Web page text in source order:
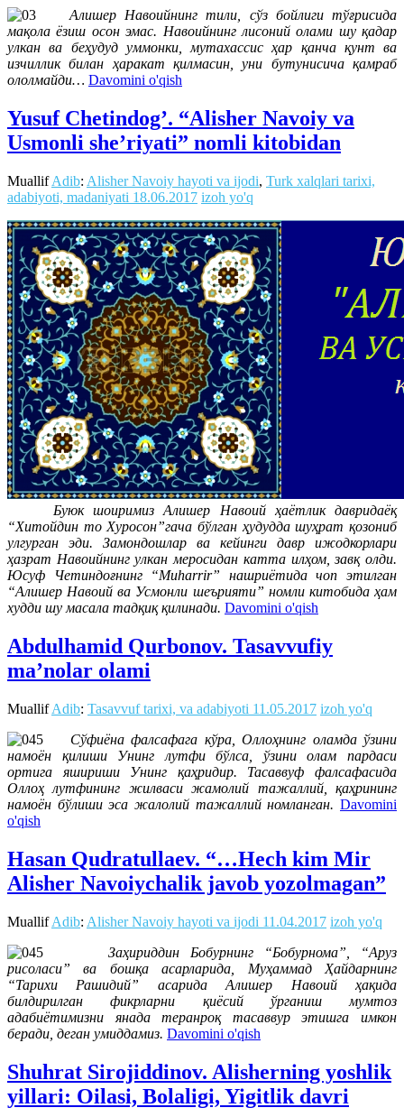
Алишер Навоийнинг тили, сўз бойлиги тўғрисида
мақола ёзиш осон эмас. Навоийнинг лисоний олами шу қадар
улкан ва беҳудуд уммонки, мутахассис ҳар қанча қунт ва
изчиллик билан ҳаракат қилмасин, уни бутунисича қамраб
ололмайди… Davomini o'qish
Yusuf Chetindog’. “Alisher Navoiy va
Usmonli she’riyati” nomli kitobidan
MuallifAdib: Alisher Navoiy hayoti va ijodi, Turk xalqlari tarixi,
adabiyoti, madaniyati 18.06.2017 izoh yo'q
Буюк шоиримиз Алишер Навоий ҳаётлик давридаёқ
“Хитойдин то Хуросон”гача бўлган ҳудудда шуҳрат қозониб
улгурган эди. Замондошлар ва кейинги давр ижодкорлари
ҳазрат Навоийнинг улкан меросидан катта илҳом, завқ олди.
Юсуф Четиндоғнинг “Muharrir” нашриётида чоп этилган
“Алишер Навоий ва Усмонли шеърияти” номли китобида ҳам
худди шу масала тадқиқ қилинади. Davomini o'qish
Abdulhamid Qurbonov. Tasavvufiy
ma’nolar olami
MuallifAdib: Tasavvuf tarixi, va adabiyoti 11.05.2017 izoh yo'q
Сўфиёна фалсафага кўра, Оллоҳнинг оламда ўзини
намоён қилиши Унинг лутфи бўлса, ўзини олам пардаси
ортига яшириши Унинг қаҳридир. Тасаввуф фалсафасида
Оллоҳ лутфининг жилваси жамолий тажаллий, қаҳрининг
намоён бўлиши эса жалолий тажаллий номланган. Davomini
o'qish
Hasan Qudratullaev. “…Hech kim Mir
Alisher Navoiychalik javob yozolmagan”
MuallifAdib: Alisher Navoiy hayoti va ijodi 11.04.2017 izoh yo'q
Заҳириддин Бобурнинг “Бобурнома”, “Аруз
рисоласи” ва бошқа асарларида, Муҳаммад Ҳайдарнинг
“Тарихи Рашидий” асарида Алишер Навоий ҳақида
билдирилган фикрларни қиёсий ўрганиш мумтоз
адабиётимизни янада теранроқ тасаввур этишга имкон
беради, деган умиддамиз. Davomini o'qish
Shuhrat Sirojiddinov. Alisherning yoshlik
yillari: Oilasi, Bolaligi, Yigitlik davri